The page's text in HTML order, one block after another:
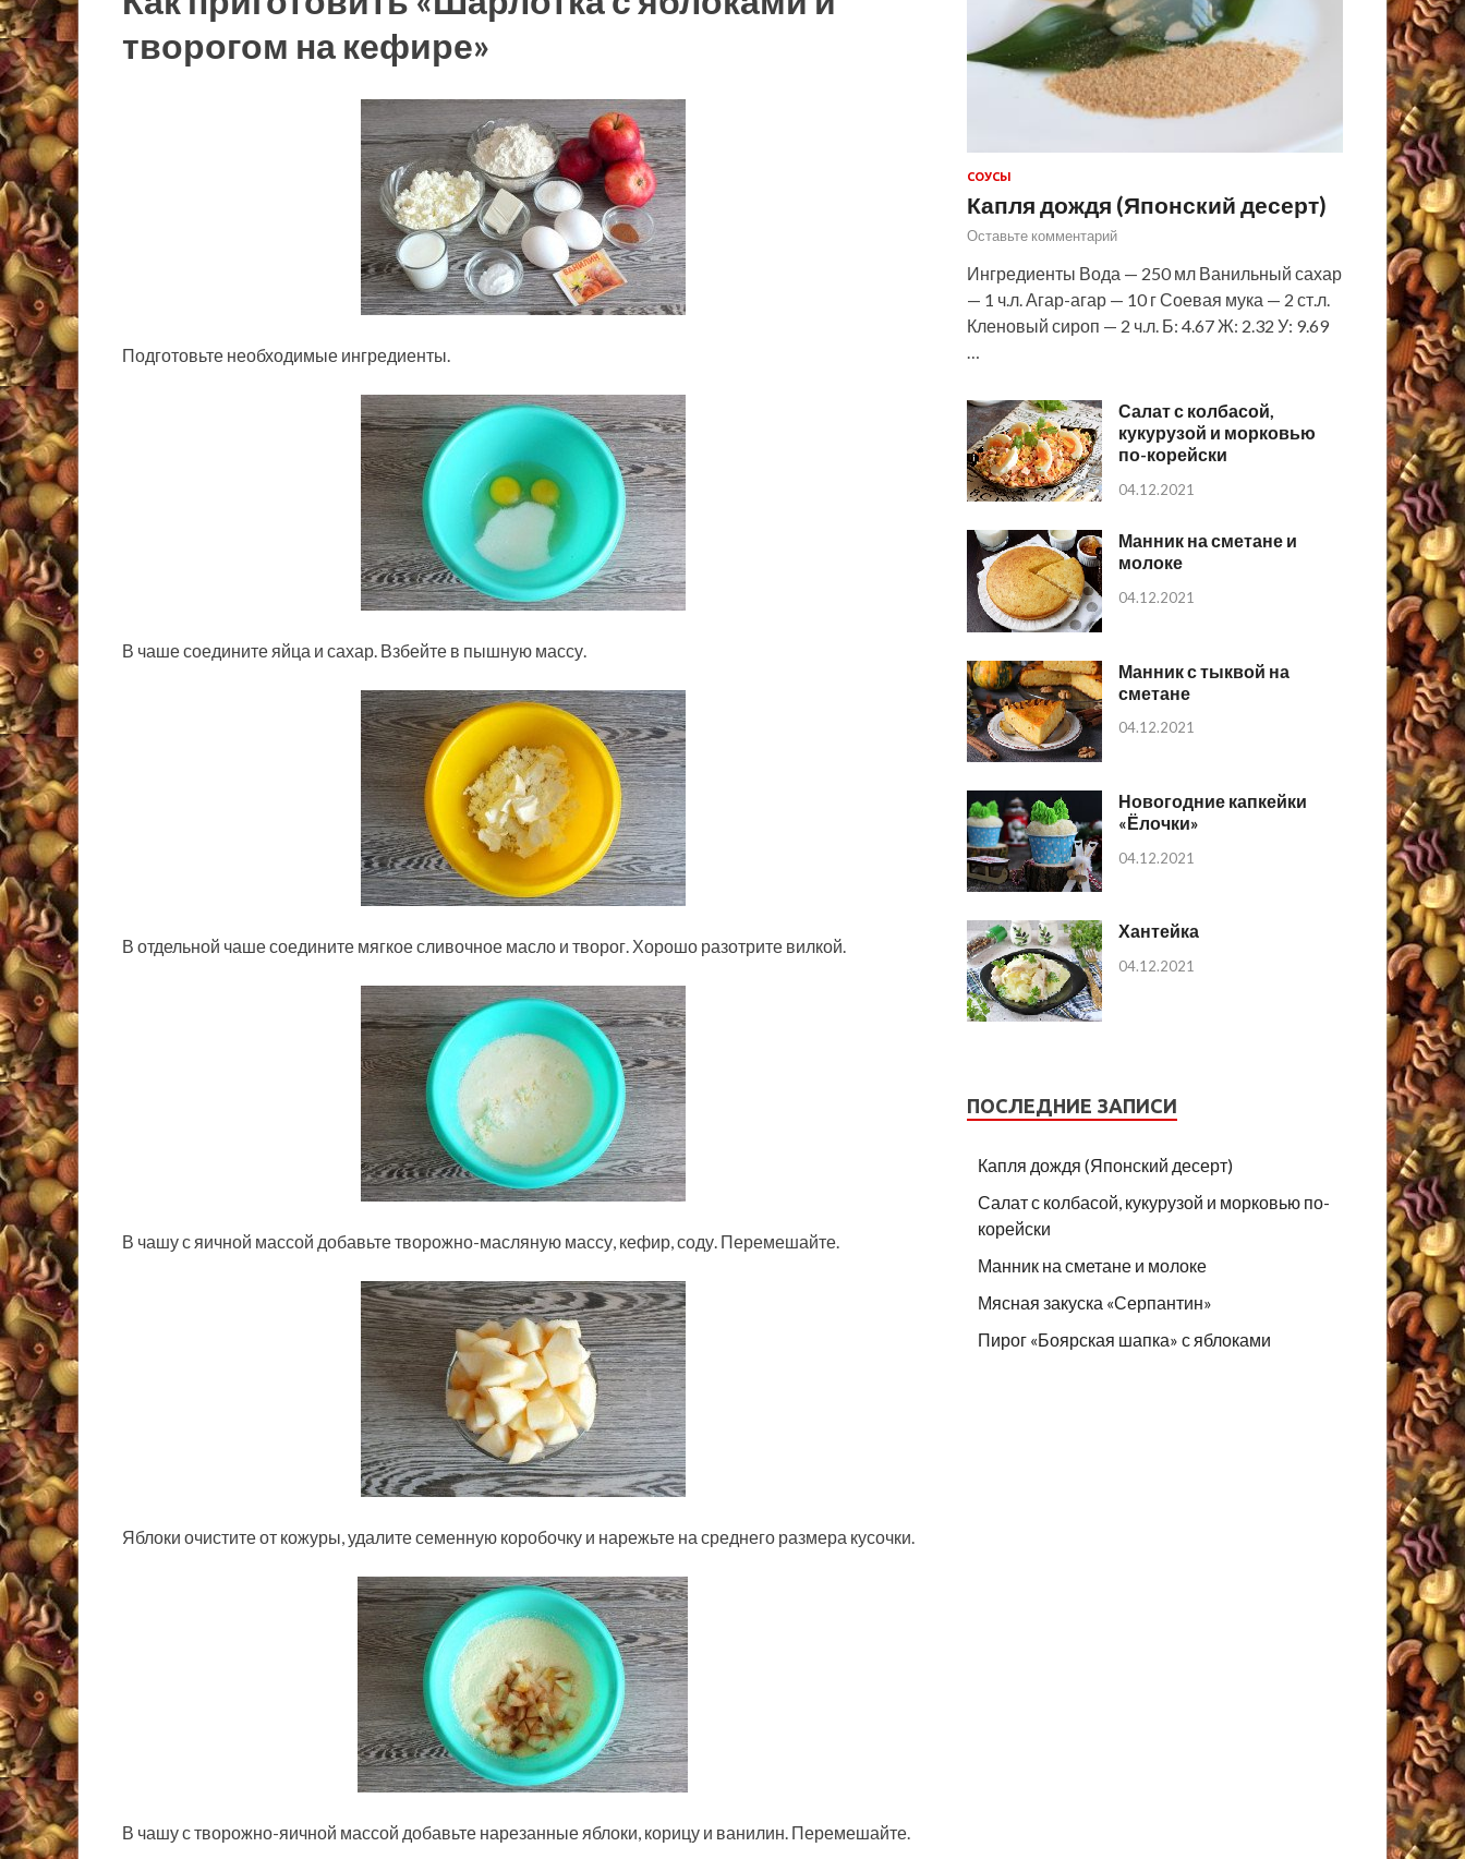
творогом на кефире»
Подготовьте необходимые ингредиенты.
В чаше соедините яйца и сахар. Взбейте в пышную массу.
В отдельной чаше соедините мягкое сливочное масло и творог. Хорошо разотрите вилкой.
В чашу с яичной массой добавьте творожно-масляную массу, кефир, соду. Перемешайте.
Яблоки очистите от кожуры, удалите семенную коробочку и нарежьте на среднего размера кусочки.
В чашу с творожно-яичной массой добавьте нарезанные яблоки, корицу и ванилин. Перемешайте.
СОУСЫ
Капля дождя (Японский десерт)
Оставьте комментарий
Ингредиенты Вода — 250 мл Ванильный сахар
— 1 ч.л. Агар-агар — 10 г Соевая мука — 2 ст.л.
Кленовый сироп — 2 ч.л. Б: 4.67 Ж: 2.32 У: 9.69
…
Салат с колбасой,
кукурузой и морковью
по-корейски
04.12.2021
Манник на сметане и
молоке
04.12.2021
Манник с тыквой на
сметане
04.12.2021
Новогодние капкейки
«Ёлочки»
04.12.2021
Хантейка
04.12.2021
ПОСЛЕДНИЕ ЗАПИСИ
Капля дождя (Японский десерт)
Салат с колбасой, кукурузой и морковью по-
корейски
Манник на сметане и молоке
Мясная закуска «Серпантин»
Пирог «Боярская шапка» с яблоками